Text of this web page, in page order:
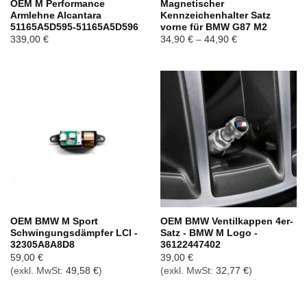
OEM M Performance
Armlehne Alcantara
51165A5D595-51165A5D596
339,00 €
Magnetischer
Kennzeichenhalter Satz
vorne für BMW G87 M2
34,90 € – 44,90 €Preisspanne:
OEM BMW M Sport
Schwingungsdämpfer LCI -
32305A8A8D8
59,00 €
(exkl. MwSt: 49,58 €)
OEM BMW Ventilkappen 4er-
Satz - BMW M Logo -
36122447402
39,00 €
(exkl. MwSt: 32,77 €)